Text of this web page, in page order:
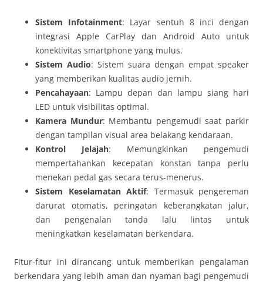
Sistem Infotainment: Layar sentuh 8 inci dengan
integrasi Apple CarPlay dan Android Auto untuk
konektivitas smartphone yang mulus.
Sistem Audio: Sistem suara dengan empat speaker
yang memberikan kualitas audio jernih.
Pencahayaan: Lampu depan dan lampu siang hari
LED untuk visibilitas optimal.
Kamera Mundur: Membantu pengemudi saat parkir
dengan tampilan visual area belakang kendaraan.
Kontrol Jelajah: Memungkinkan pengemudi
mempertahankan kecepatan konstan tanpa perlu
menekan pedal gas secara terus-menerus.
Sistem Keselamatan Aktif: Termasuk pengereman
darurat otomatis, peringatan keberangkatan jalur,
dan pengenalan tanda lalu lintas untuk
meningkatkan keselamatan berkendara.
Fitur-fitur ini dirancang untuk memberikan pengalaman
berkendara yang lebih aman dan nyaman bagi pengemudi